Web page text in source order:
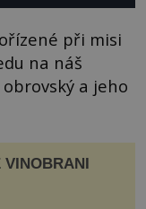
při misi
na náš
a jeho